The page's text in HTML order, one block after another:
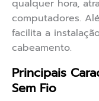
qualquer hora,
computadores.
facilita a
cabeamento.
Principais
Sem Fio